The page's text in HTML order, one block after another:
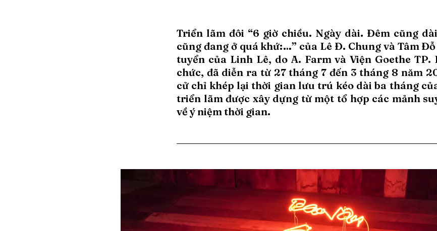
Triển lãm đôi “6 giờ chiều. Ngày dài. Đêm cũng
cũng đang ở quá khứ:…” của Lê Đ. Chung và Tâm
tuyển của Linh Lê, do A. Farm và Viện Goethe TP.
chức, đã diễn ra từ 27 tháng 7 đến 3 tháng 8 năm
cử chỉ khép lại thời gian lưu trú kéo dài ba tháng
triển lãm được xây dựng từ một tổ hợp các mảnh
về ý niệm thời gian.